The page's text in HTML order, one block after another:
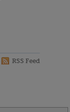
RSS Feed